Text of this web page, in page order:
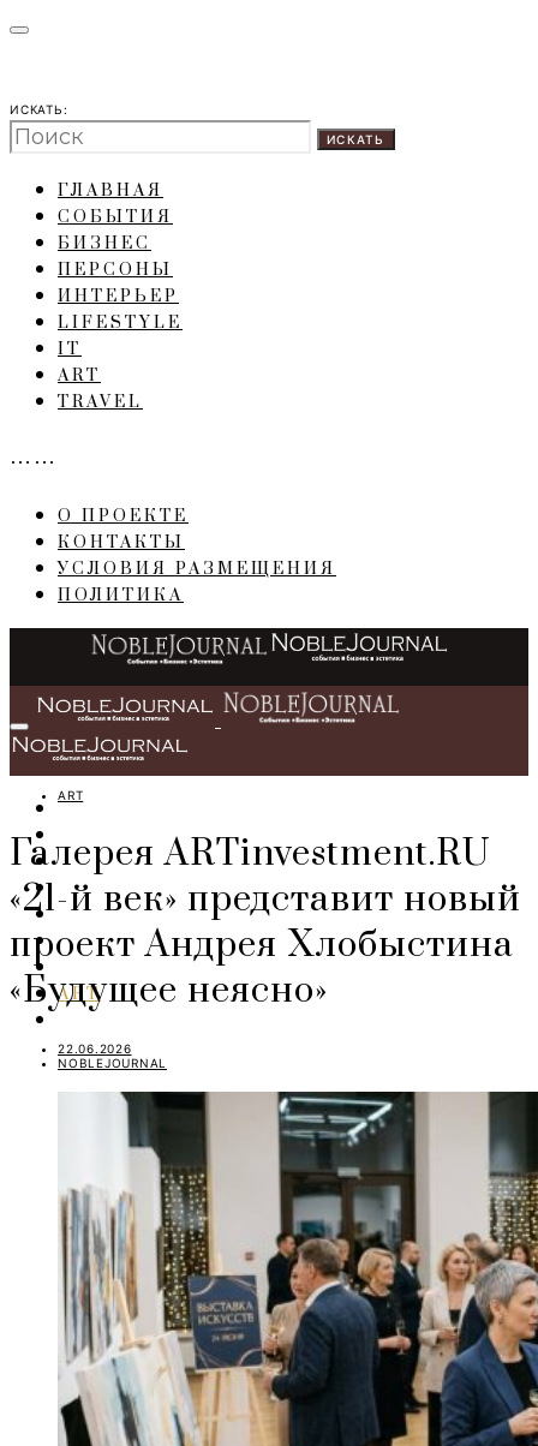
ИСКАТЬ:
ИСКАТЬ
ГЛАВНАЯ
СОБЫТИЯ
БИЗНЕС
ПЕРСОНЫ
ИНТЕРЬЕР
LIFESTYLE
IT
ART
TRAVEL
……
О ПРОЕКТЕ
КОНТАКТЫ
УСЛОВИЯ РАЗМЕЩЕНИЯ
ПОЛИТИКА
ГЛАВНАЯ
БИЗНЕС
ПЕРСОНЫ
ИНТЕРЬЕР
LIFESTYLE
ART
ART
Галерея ARTinvestment.RU
«21-й век» представит новый
проект Андрея Хлобыстина
«Будущее неясно»
22.06.2026
NOBLEJOURNAL